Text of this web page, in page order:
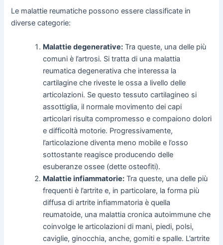
Le malattie reumatiche possono essere classificate in
diverse categorie:
Malattie degenerative: Tra queste, una delle più
comuni è l’artrosi. Si tratta di una malattia
reumatica degenerativa che interessa la
cartilagine che riveste le ossa a livello delle
articolazioni. Se questo tessuto cartilagineo si
assottiglia, il normale movimento dei capi
articolari risulta compromesso e compaiono dolori
e difficoltà motorie. Progressivamente,
l’articolazione diventa meno mobile e l’osso
sottostante reagisce producendo delle
esuberanze ossee (dette osteofiti).
Malattie infiammatorie: Tra queste, una delle più
frequenti è l’artrite e, in particolare, la forma più
diffusa di artrite infiammatoria è quella
reumatoide, una malattia cronica autoimmune che
coinvolge le articolazioni di mani, piedi, polsi,
caviglie, ginocchia, anche, gomiti e spalle. L’artrite